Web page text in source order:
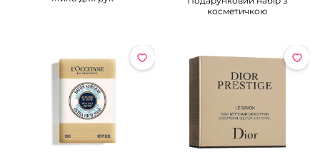
косметичкою